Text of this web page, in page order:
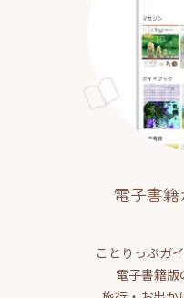
電子書
ことりっぷガ
電子書籍版